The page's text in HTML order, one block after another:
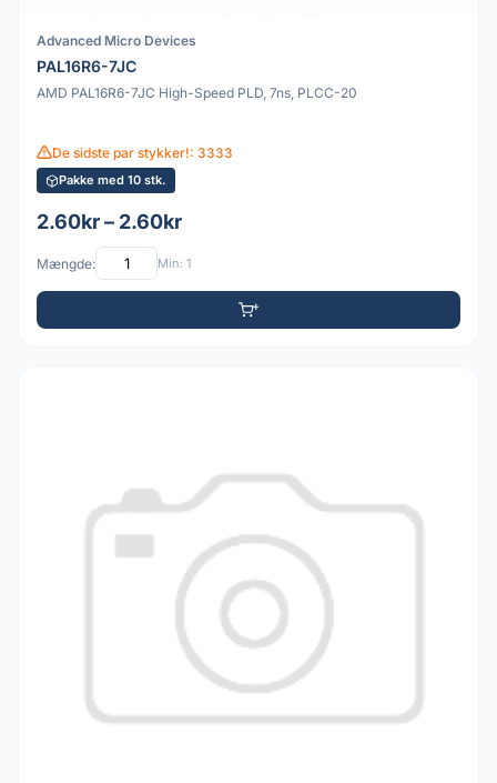
Advanced Micro Devices
PAL16R6-7JC
AMD PAL16R6-7JC High-Speed PLD, 7ns, PLCC-20
De sidste par stykker!: 3333
Pakke med 10 stk.
2.60kr – 2.60kr
Mængde: Min: 1